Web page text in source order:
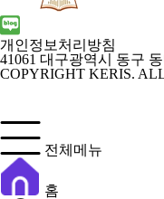
개인정보처리방침
41061 대구광역시 동구
COPYRIGHT KERIS.
전체메뉴
홈